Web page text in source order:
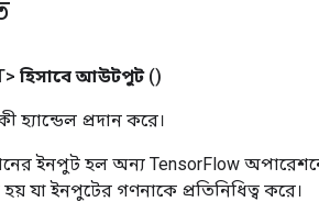
হিসাবে আউটপুট ()
হ্যান্ডেল প্রদান করে।
ইনপুট হল অন্য TensorFlow
যা ইনপুটের গণনাকে প্রতিনিধিত্ব করে।